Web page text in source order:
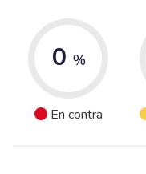
0 %
En contra